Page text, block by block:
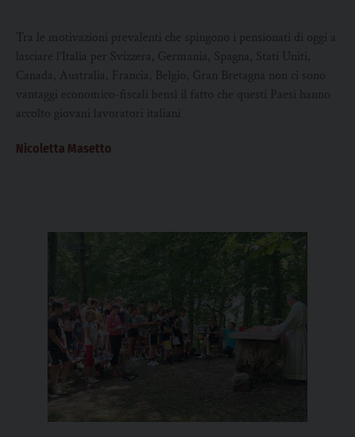
Tra le motivazioni prevalenti che spingono i pensionati di oggi a
lasciare l’Italia per Svizzera, Germania, Spagna, Stati Uniti,
Canada, Australia, Francia, Belgio, Gran Bretagna non ci sono
vantaggi economico-fiscali bensì il fatto che questi Paesi hanno
accolto giovani lavoratori italiani
Nicoletta Masetto